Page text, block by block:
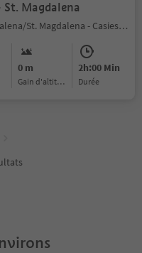
Magdalena
S. Maddalena/St. Magdalena - Casies/Gsies, Gsies/Valle di Casies
0 m
Gain d'altitude
2h:00 Min
durée